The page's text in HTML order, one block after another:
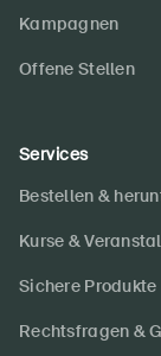
Kampagnen
Offene Stellen
Services
Bestellen &
Kurse &
Sichere Produkte
Rechtsfragen &